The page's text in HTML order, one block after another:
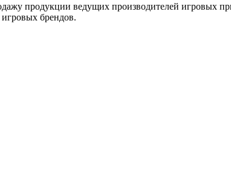
продукции ведущих производителей игровых
брендов.